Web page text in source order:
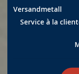
Versandmetall
Service à la